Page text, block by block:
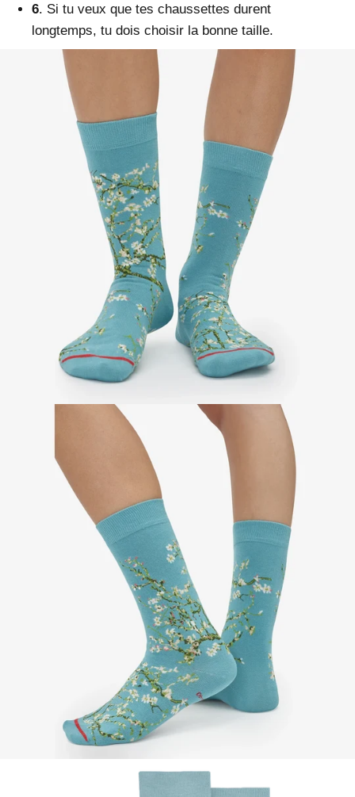
6. Si tu veux que tes chaussettes durent
longtemps, tu dois choisir la bonne taille.